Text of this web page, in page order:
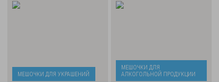
МЕШОЧКИ ДЛЯ УКРАШЕНИЙ
МЕШОЧКИ ДЛЯ
АЛКОГОЛЬНОЙ ПРОДУКЦИИ